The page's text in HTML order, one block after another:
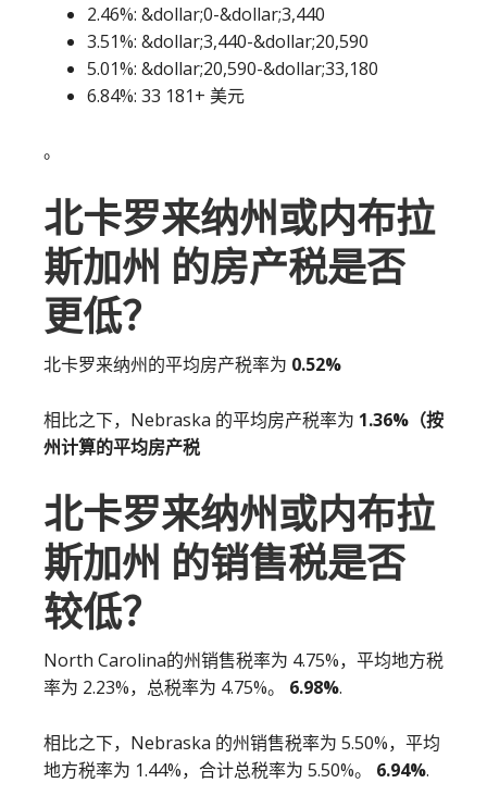
2.46%: &dollar;0-&dollar;3,440
3.51%: &dollar;3,440-&dollar;20,590
5.01%: &dollar;20,590-&dollar;33,180
6.84%: 33 181+ 美元
。
北卡罗来纳州或内布拉
斯加州 的房产税是否
更低？
北卡罗来纳州的平均房产税率为 0.52%
相比之下，Nebraska 的平均房产税率为 1.36%（按
州计算的平均房产税
北卡罗来纳州或内布拉
斯加州 的销售税是否
较低？
North Carolina的州销售税率为 4.75%，平均地方税
率为 2.23%，总税率为 4.75%。 6.98%.
相比之下，Nebraska 的州销售税率为 5.50%，平均
地方税率为 1.44%，合计总税率为 5.50%。 6.94%.